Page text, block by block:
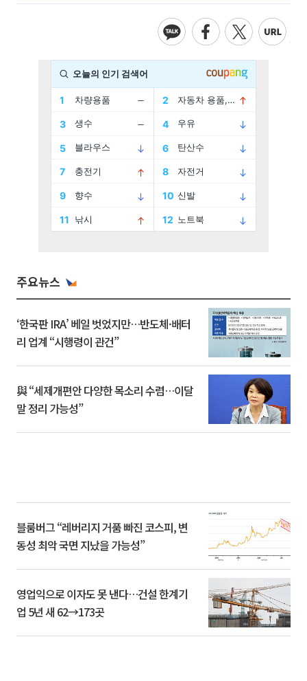
주요뉴스
‘한국판 IRA’ 베일 벗었지만…반도체·배터
리 업계 “시행령이 관건”
與 “세제개편안 다양한 목소리 수렴…이달
말 정리 가능성”
블룸버그 “레버리지 거품 빠진 코스피, 변
동성 최악 국면 지났을 가능성”
영업익으로 이자도 못 낸다…건설 한계기
업 5년 새 62→173곳